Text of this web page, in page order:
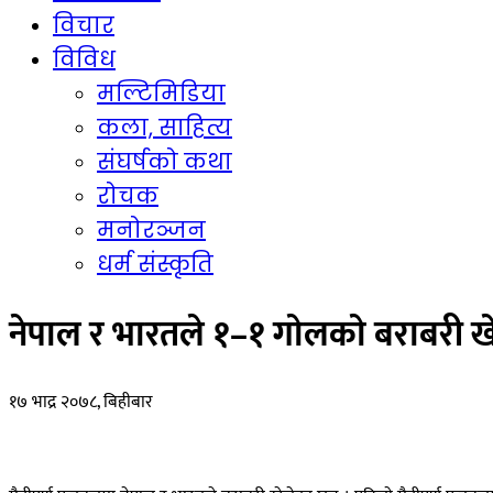
विचार
विविध
मल्टिमिडिया
कला, साहित्य
संघर्षको कथा
रोचक
मनोरञ्जन
धर्म संस्कृति
नेपाल र भारतले १–१ गाेलकाे बराबरी
१७ भाद्र २०७८, बिहीबार